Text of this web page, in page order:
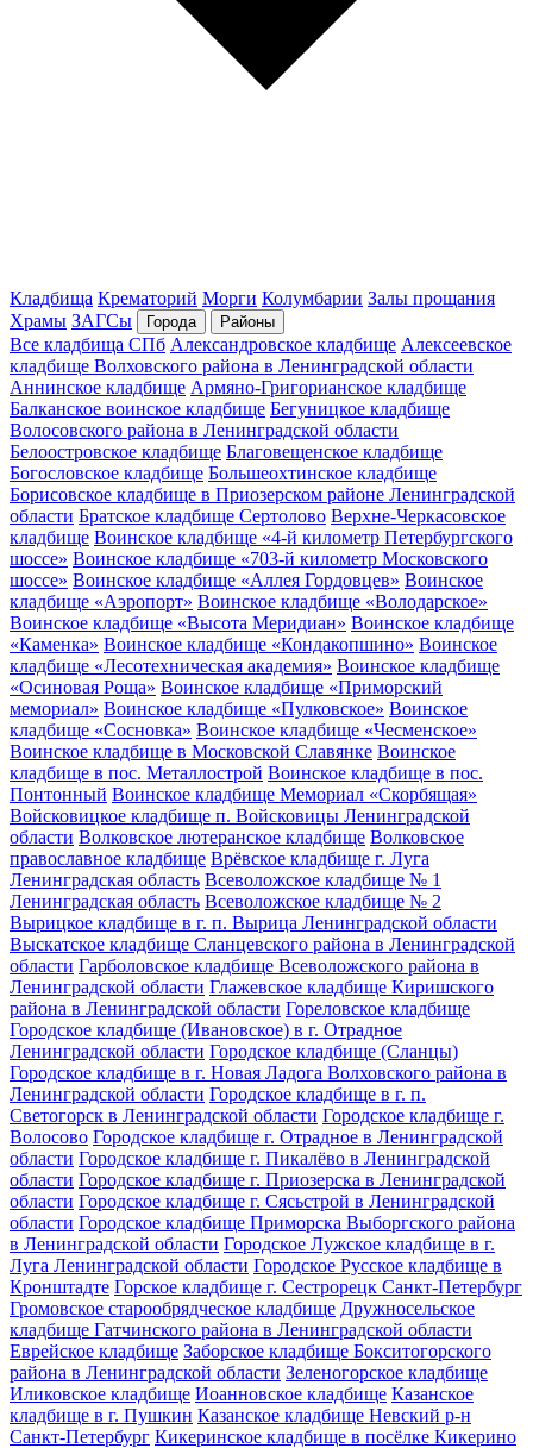
Кладбища Крематорий Морги Колумбарии Залы прощания
Храмы ЗАГСы Города Районы
Все кладбища СПб Александровское кладбище Алексеевское
кладбище Волховского района в Ленинградской области
Аннинское кладбище Армяно-Григорианское кладбище
Балканское воинское кладбище Бегуницкое кладбище
Волосовского района в Ленинградской области
Белоостровское кладбище Благовещенское кладбище
Богословское кладбище Большеохтинское кладбище
Борисовское кладбище в Приозерском районе Ленинградской
области Братское кладбище Сертолово Верхне-Черкасовское
кладбище Воинское кладбище «4-й километр Петербургского
шоссе» Воинское кладбище «703-й километр Московского
шоссе» Воинское кладбище «Аллея Гордовцев» Воинское
кладбище «Аэропорт» Воинское кладбище «Володарское»
Воинское кладбище «Высота Меридиан» Воинское кладбище
«Каменка» Воинское кладбище «Кондакопшино» Воинское
кладбище «Лесотехническая академия» Воинское кладбище
«Осиновая Роща» Воинское кладбище «Приморский
мемориал» Воинское кладбище «Пулковское» Воинское
кладбище «Сосновка» Воинское кладбище «Чесменское»
Воинское кладбище в Московской Славянке Воинское
кладбище в пос. Металлострой Воинское кладбище в пос.
Понтонный Воинское кладбище Мемориал «Скорбящая»
Войсковицкое кладбище п. Войсковицы Ленинградской
области Волковское лютеранское кладбище Волковское
православное кладбище Врёвское кладбище г. Луга
Ленинградская область Всеволожское кладбище № 1
Ленинградская область Всеволожское кладбище № 2
Вырицкое кладбище в г. п. Вырица Ленинградской области
Выскатское кладбище Сланцевского района в Ленинградской
области Гарболовское кладбище Всеволожского района в
Ленинградской области Глажевское кладбище Киришского
района в Ленинградской области Гореловское кладбище
Городское кладбище (Ивановское) в г. Отрадное
Ленинградской области Городское кладбище (Сланцы)
Городское кладбище в г. Новая Ладога Волховского района в
Ленинградской области Городское кладбище в г. п.
Светогорск в Ленинградской области Городское кладбище г.
Волосово Городское кладбище г. Отрадное в Ленинградской
области Городское кладбище г. Пикалёво в Ленинградской
области Городское кладбище г. Приозерска в Ленинградской
области Городское кладбище г. Сясьстрой в Ленинградской
области Городское кладбище Приморска Выборгского района
в Ленинградской области Городское Лужское кладбище в г.
Луга Ленинградской области Городское Русское кладбище в
Кронштадте Горское кладбище г. Сестрорецк Санкт-Петербург
Громовское старообрядческое кладбище Дружносельское
кладбище Гатчинского района в Ленинградской области
Еврейское кладбище Заборское кладбище Бокситогорского
района в Ленинградской области Зеленогорское кладбище
Иликовское кладбище Иоанновское кладбище Казанское
кладбище в г. Пушкин Казанское кладбище Невский р-н
Санкт-Петербург Кикеринское кладбище в посёлке Кикерино